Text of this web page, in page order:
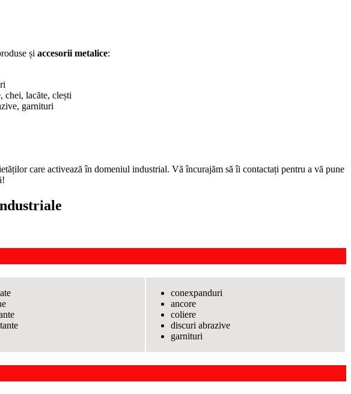
și accesorii metalice:
chei, lacăte, clești
garnituri
care activează în domeniul industrial. Vă încurajăm să îi contactați pentru a vă pune
conexpanduri
ancore
coliere
discuri abrazive
garnituri